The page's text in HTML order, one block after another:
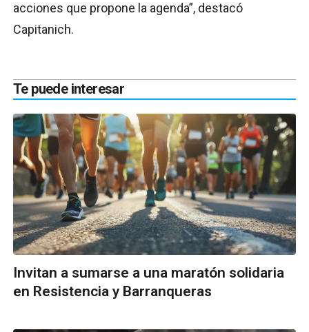
acciones que propone la agenda”, destacó
Capitanich.
Te puede interesar
Invitan a sumarse a una maratón solidaria
en Resistencia y Barranqueras